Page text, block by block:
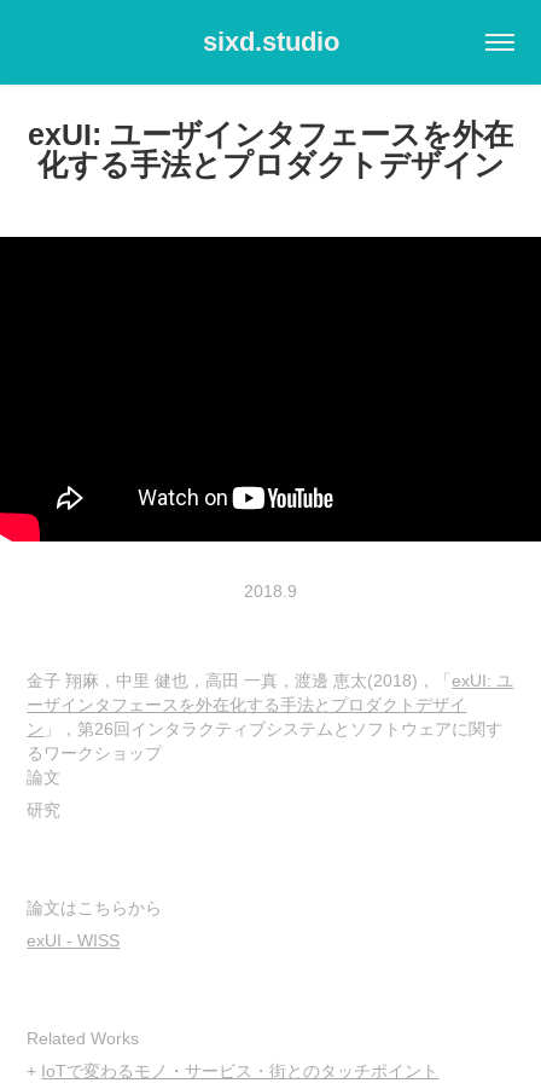
sixd.studio
exUI: ユーザインタフェースを外在
化する手法とプロダクトデザイン
2018.9
金子 翔麻，中里 健也，高田 一真，渡邊 恵太(2018)，「exUI: ユ
ーザインタフェースを外在化する手法とプロダクトデザイ
ン 」，第26回インタラクティブシステムとソフトウェアに関す
るワークショップ
論文
研究
論文はこちらから
exUI - WISS
Related Works
+ IoTで変わるモノ・サービス・街とのタッチポイント